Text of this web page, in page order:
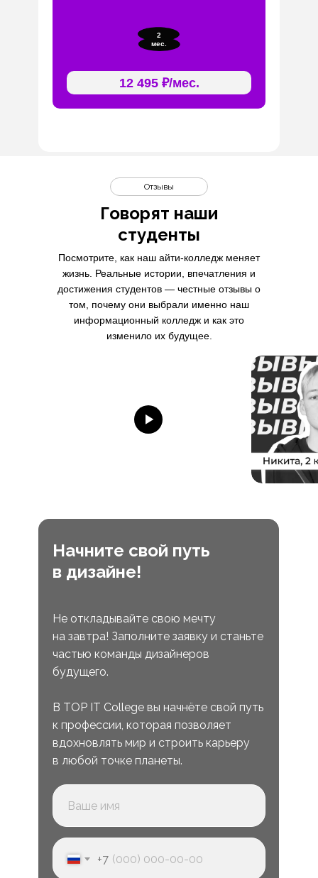
2
мес.
12 495 ₽/мес.
Говорят наши
студенты
Отзывы
Посмотрите, как наш айти-колледж меняет
жизнь. Реальные истории, впечатления и
достижения студентов — честные отзывы о
том, почему они выбрали именно наш
информационный колледж и как это
изменило их будущее.
Начните свой путь
в дизайне!
Не откладывайте свою мечту
на завтра! Заполните заявку и станьте
частью команды дизайнеров
будущего.
В TOP IT College вы начнёте свой путь
к профессии, которая позволяет
вдохновлять мир и строить карьеру
в любой точке планеты.
+7